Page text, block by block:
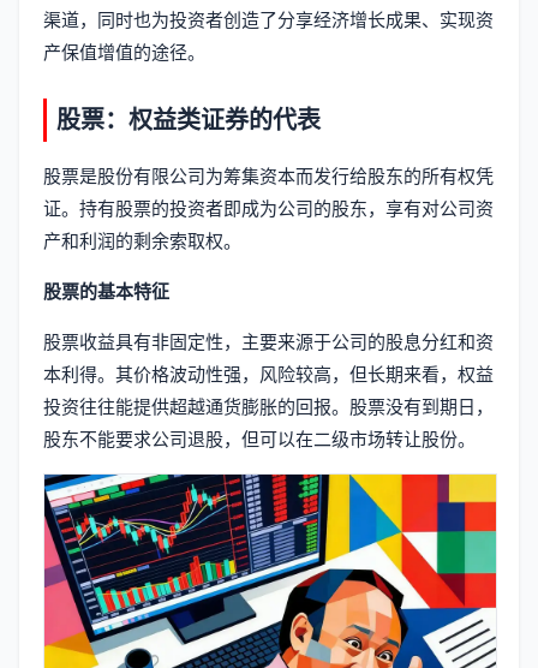
渠道，同时也为投资者创造了分享经济增长成果、实现资
产保值增值的途径。
股票：权益类证券的代表
股票是股份有限公司为筹集资本而发行给股东的所有权凭
证。持有股票的投资者即成为公司的股东，享有对公司资
产和利润的剩余索取权。
股票的基本特征
股票收益具有非固定性，主要来源于公司的股息分红和资
本利得。其价格波动性强，风险较高，但长期来看，权益
投资往往能提供超越通货膨胀的回报。股票没有到期日，
股东不能要求公司退股，但可以在二级市场转让股份。